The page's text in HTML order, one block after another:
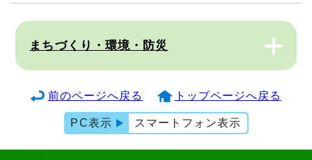
まちづくり・環境・防災
前のページへ戻る トップページへ戻る
PC表示 スマートフォン表示